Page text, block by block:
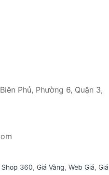
Phủ, Phường 6, Quận 3,
Shop 360, Giá Vàng, Web Giá, Giá